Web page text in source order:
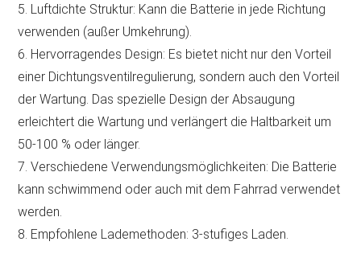
5. Luftdichte Struktur: Kann die Batterie in jede Richtung
verwenden (außer Umkehrung).
6. Hervorragendes Design: Es bietet nicht nur den Vorteil
einer Dichtungsventilregulierung, sondern auch den Vorteil
der Wartung. Das spezielle Design der Absaugung
erleichtert die Wartung und verlängert die Haltbarkeit um
50-100 % oder länger.
7. Verschiedene Verwendungsmöglichkeiten: Die Batterie
kann schwimmend oder auch mit dem Fahrrad verwendet
werden.
8. Empfohlene Lademethoden: 3-stufiges Laden.